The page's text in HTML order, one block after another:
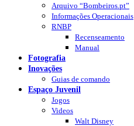
Arquivo “Bombeiros.pt”
Informações Operacionais
RNBP
Recenseamento
Manual
Fotografia
Inovações
Guias de comando
Espaço Juvenil
Jogos
Videos
Walt Disney